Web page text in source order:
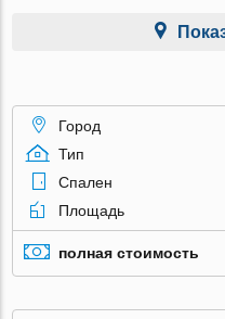
Город
Тип
Спален
Площадь
полная стоимость